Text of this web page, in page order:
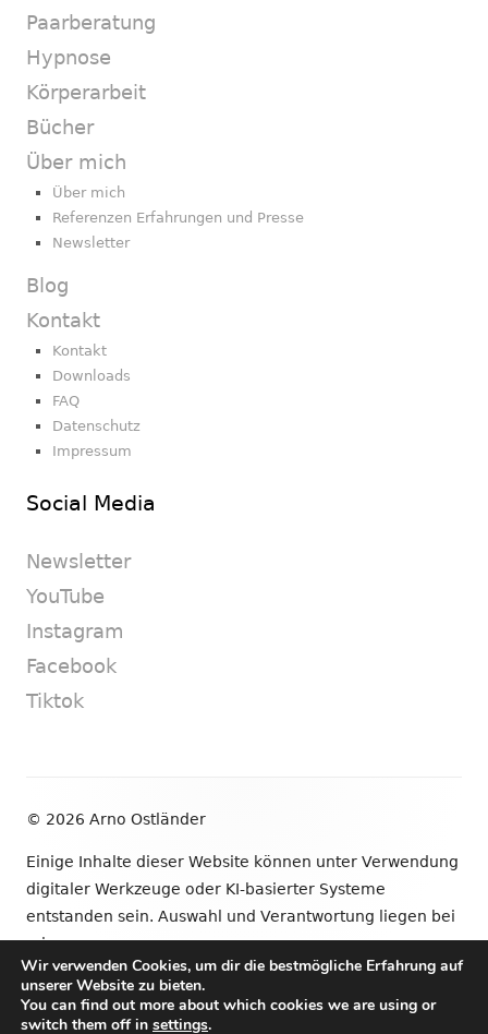
Paarberatung
Hypnose
Körperarbeit
Bücher
Über mich
Über mich
Referenzen Erfahrungen und Presse
Newsletter
Blog
Kontakt
Kontakt
Downloads
FAQ
Datenschutz
Impressum
Social Media
Newsletter
YouTube
Instagram
Facebook
Tiktok
© 2026 Arno Ostländer
Einige Inhalte dieser Website können unter Verwendung
digitaler Werkzeuge oder KI-basierter Systeme
entstanden sein. Auswahl und Verantwortung liegen bei
mir.
•VerwendetTiny Framework
Wir verwenden Cookies, um dir die bestmögliche Erfahrung auf
unserer Website zu bieten.
You can find out more about which cookies we are using or
switch them off in settings.